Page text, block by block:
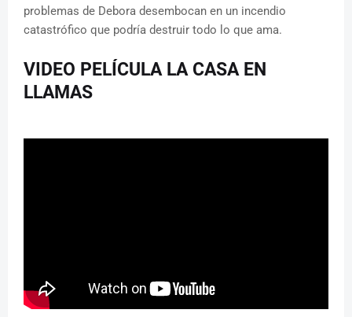
problemas de Debora desembocan en un incendio
catastrófico que podría destruir todo lo que ama.
VIDEO PELÍCULA LA CASA EN
LLAMAS